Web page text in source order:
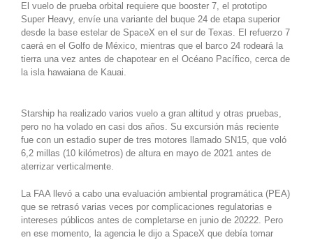
El vuelo de prueba orbital requiere que booster 7, el prototipo
Super Heavy, envíe una variante del buque 24 de etapa superior
desde la base estelar de SpaceX en el sur de Texas. El refuerzo 7
caerá en el Golfo de México, mientras que el barco 24 rodeará la
tierra una vez antes de chapotear en el Océano Pacífico, cerca de
la isla hawaiana de Kauai.
Starship ha realizado varios vuelo a gran altitud y otras pruebas,
pero no ha volado en casi dos años. Su excursión más reciente
fue con un estadio super de tres motores llamado SN15, que voló
6,2 millas (10 kilómetros) de altura en mayo de 2021 antes de
aterrizar verticalmente.
La FAA llevó a cabo una evaluación ambiental programática (PEA)
que se retrasó varias veces por complicaciones regulatorias e
intereses públicos antes de completarse en junio de 20222. Pero
en ese momento, la agencia le dijo a SpaceX que debía tomar